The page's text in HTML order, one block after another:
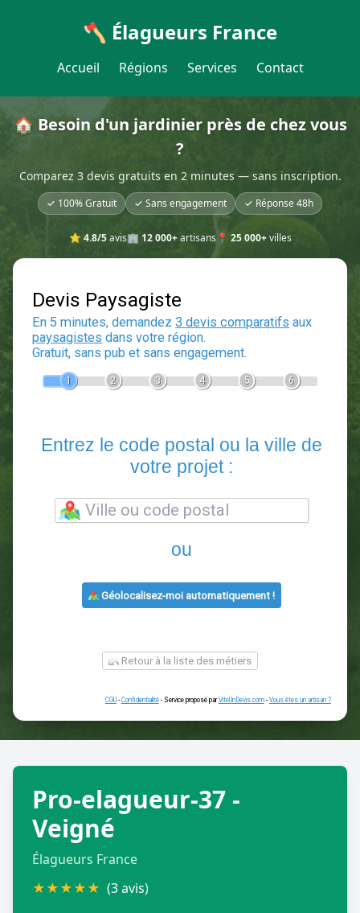
🪓 Élagueurs France
Accueil Régions Services Contact
🏠 Besoin d'un jardinier près de chez vous
?
Comparez 3 devis gratuits en 2 minutes — sans inscription.
✓ 100% Gratuit ✓ Sans engagement ✓ Réponse 48h
⭐ 4.8/5avis🏢 12 000+artisans📍 25 000+villes
Devis Paysagiste
En 5 minutes, demandez3 devis comparatifs
2 3
Entrez le code postal ou la
ou
Retour à la liste des métiers
Pro-elagueur-37 -
Veigné
Élagueurs France
★★★★★ (3 avis)